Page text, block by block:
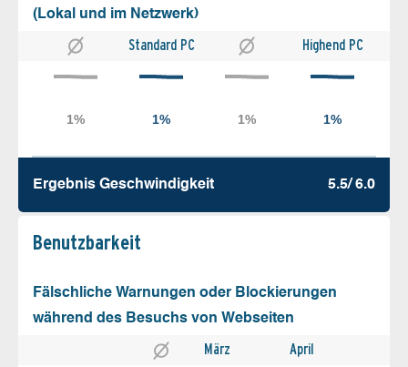
(Lokal und im Netzwerk)
Standard PC Highend PC
Ergebnis Geschw­indigkeit 5.5/ 6.0
Benutz­barkeit
Fälschliche Warnungen oder Blockierungen
während des Besuchs von Webseiten
März April